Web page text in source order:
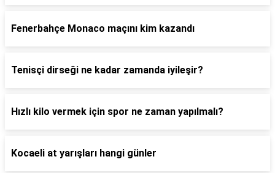
Fenerbahçe Monaco maçını kim kazandı
Tenisçi dirseği ne kadar zamanda iyileşir?
Hızlı kilo vermek için spor ne zaman yapılmalı?
Kocaeli at yarışları hangi günler